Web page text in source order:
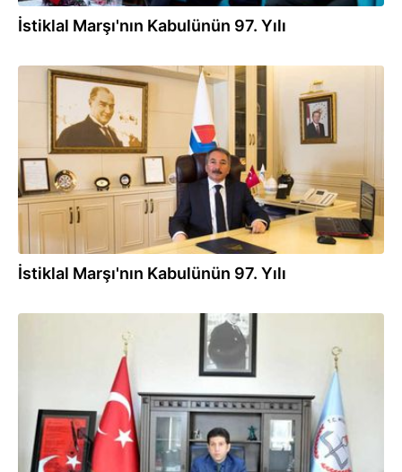
İstiklal Marşı'nın Kabulünün 97. Yılı
12.03.2018
İstiklal Marşı'nın Kabulünün 97. Yılı